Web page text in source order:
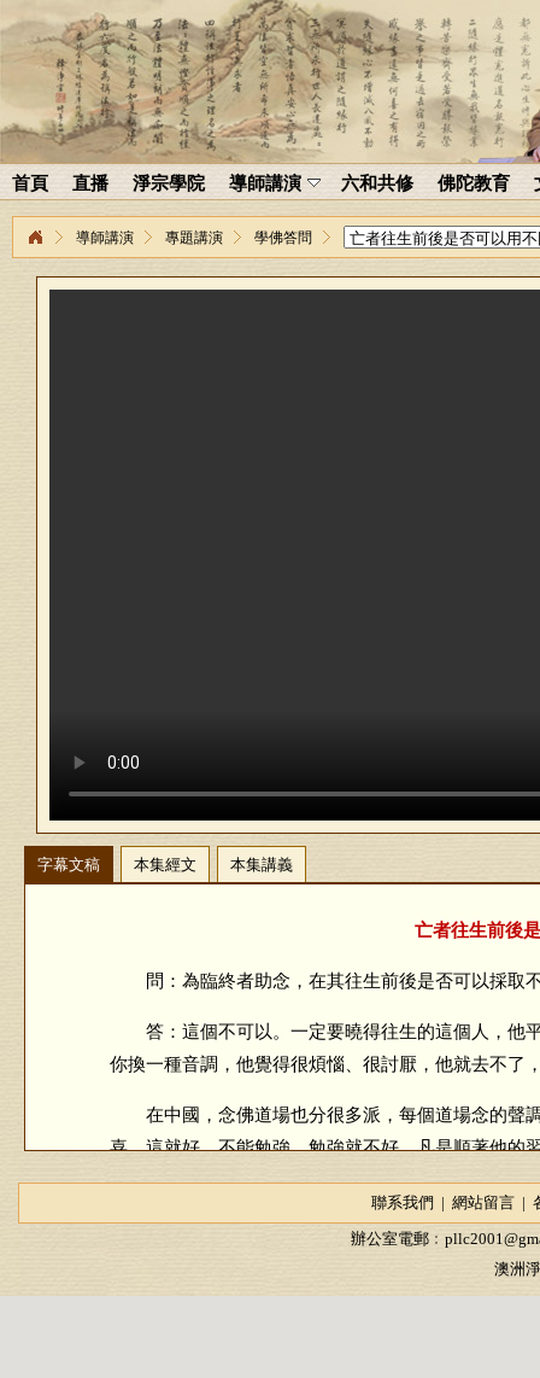
首頁 直播 淨宗學院 導師講演 六和共修 佛陀教育
導師講演 專題講演 學佛答問
字幕文稿 本集經文 本集講義
亡者往生前後
問：為臨終者助念，在其往生前後是否可以採取
答：這個不可以。一定要曉得往生的這個人，他
你換一種音調，他覺得很煩惱、很討厭，他就去不了
在中國，念佛道場也分很多派，每個道場念的聲
喜，這就好，不能勉強，勉強就不好。凡是順著他的
聯系我們 | 網站留言|
辦公室電郵﹕
澳洲